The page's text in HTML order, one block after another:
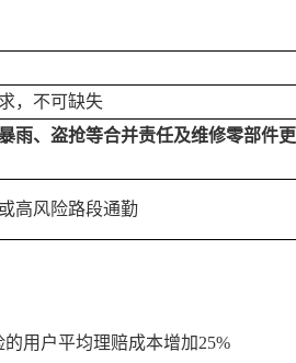
，不可缺失
雨、盗抢等合并责任及维修零部件更
高风险路段通勤
用户平均理赔成本增加25%